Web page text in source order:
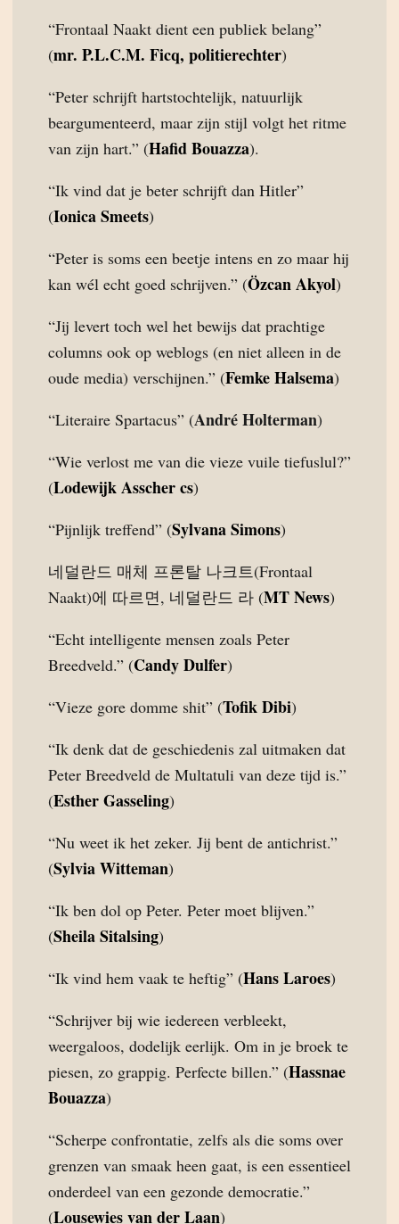
“Frontaal Naakt dient een publiek belang”
(mr. P.L.C.M. Ficq, politierechter)
“Peter schrijft hartstochtelijk, natuurlijk
beargumenteerd, maar zijn stijl volgt het ritme
van zijn hart.” (Hafid Bouazza).
“Ik vind dat je beter schrijft dan Hitler”
(Ionica Smeets)
“Peter is soms een beetje intens en zo maar hij
kan wél echt goed schrijven.” (Özcan Akyol)
“Jij levert toch wel het bewijs dat prachtige
columns ook op weblogs (en niet alleen in de
oude media) verschijnen.” (Femke Halsema)
“Literaire Spartacus” (André Holterman)
“Wie verlost me van die vieze vuile tiefuslul?”
(Lodewijk Asscher cs)
“Pijnlijk treffend” (Sylvana Simons)
네덜란드 매체 프론탈 나크트(Frontaal
Naakt)에 따르면, 네덜란드 라 (MT News)
“Echt intelligente mensen zoals Peter
Breedveld.” (Candy Dulfer)
“Vieze gore domme shit” (Tofik Dibi)
“Ik denk dat de geschiedenis zal uitmaken dat
Peter Breedveld de Multatuli van deze tijd is.”
(Esther Gasseling)
“Nu weet ik het zeker. Jij bent de antichrist.”
(Sylvia Witteman)
“Ik ben dol op Peter. Peter moet blijven.”
(Sheila Sitalsing)
“Ik vind hem vaak te heftig” (Hans Laroes)
“Schrijver bij wie iedereen verbleekt,
weergaloos, dodelijk eerlijk. Om in je broek te
piesen, zo grappig. Perfecte billen.” (Hassnae
Bouazza)
“Scherpe confrontatie, zelfs als die soms over
grenzen van smaak heen gaat, is een essentieel
onderdeel van een gezonde democratie.”
(Lousewies van der Laan)